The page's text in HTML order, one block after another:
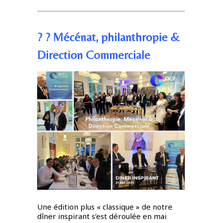
? ? Mécénat, philanthropie &
Direction Commerciale
Une édition plus « classique » de notre
dîner inspirant s’est déroulée en mai